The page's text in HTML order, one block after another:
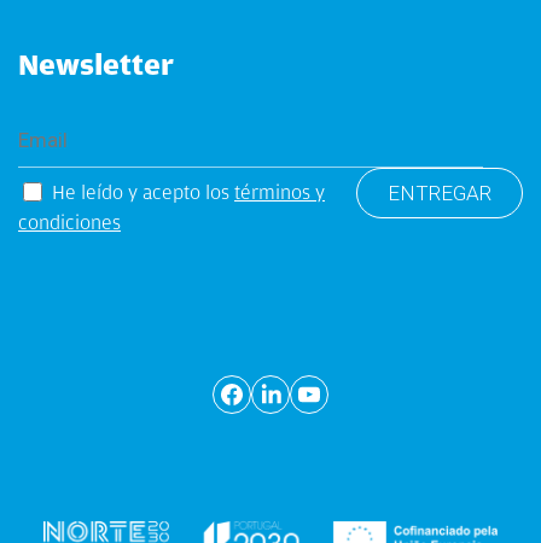
Newsletter
He leído y acepto los términos y
condiciones